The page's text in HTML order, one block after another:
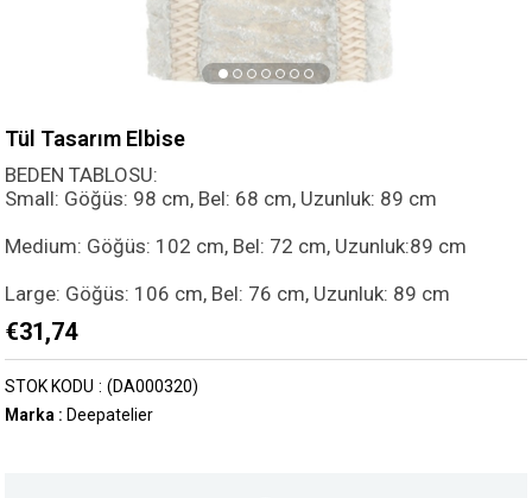
Tül Tasarım Elbise
BEDEN TABLOSU:
Small: Göğüs: 98 cm, Bel: 68 cm, Uzunluk: 89 cm
Medium: Göğüs: 102 cm, Bel: 72 cm, Uzunluk:89 cm
Large: Göğüs: 106 cm, Bel: 76 cm, Uzunluk: 89 cm
€31,74
(DA000320)
STOK KODU
Marka : Deepatelier